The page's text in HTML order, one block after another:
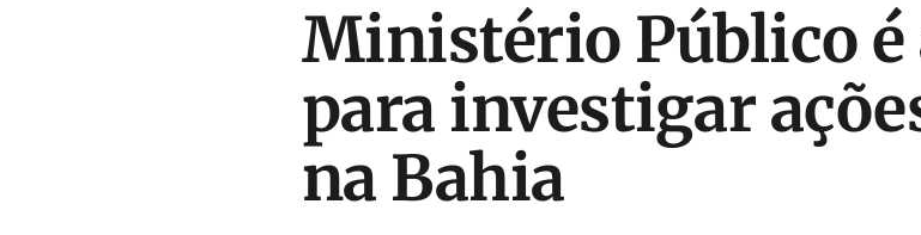
Ministério Público é
para investigar
na Bahia